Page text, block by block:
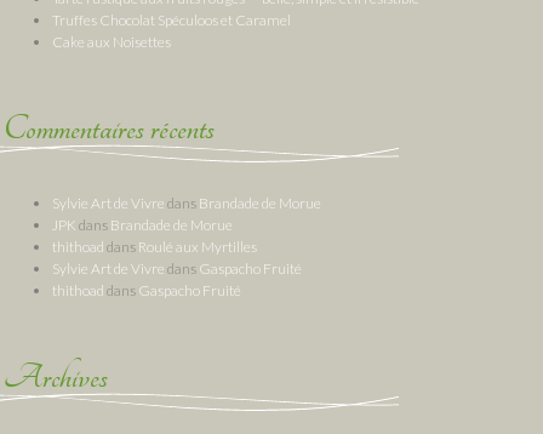
Truffes Chocolat Spéculoos et Caramel
Cake aux Noisettes
Commentaires récents
Sylvie Art de Vivre dans Brandade de Morue
JPK dans Brandade de Morue
thithoad dans Roulé aux Myrtilles
Sylvie Art de Vivre dans Gaspacho Fruité
thithoad dans Gaspacho Fruité
Archives